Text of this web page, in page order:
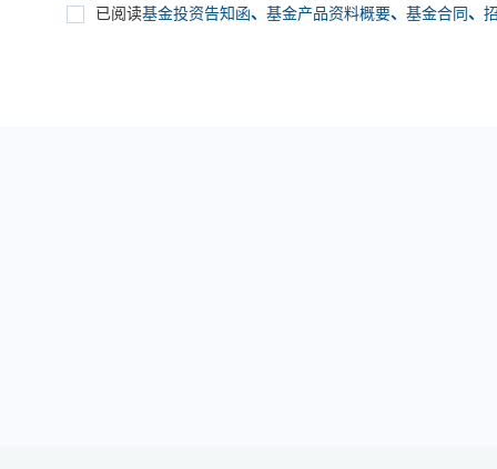
已阅读基金投资告知函、 基金产品资料概要、 基金合同、